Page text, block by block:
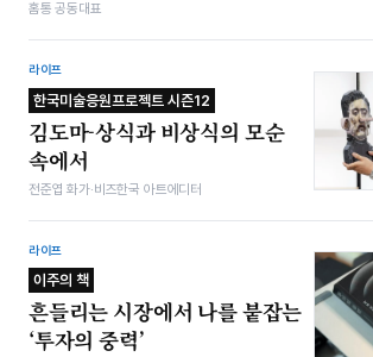
홈통 공동대표
라이프
한국미술응원프로젝트 시즌12
김도마-상식과 비상식의 모순
속에서
전준엽 화가·비즈한국 아트에디터
라이프
이주의 책
흔들리는 시장에서 나를 붙잡는
‘투자의 중력’